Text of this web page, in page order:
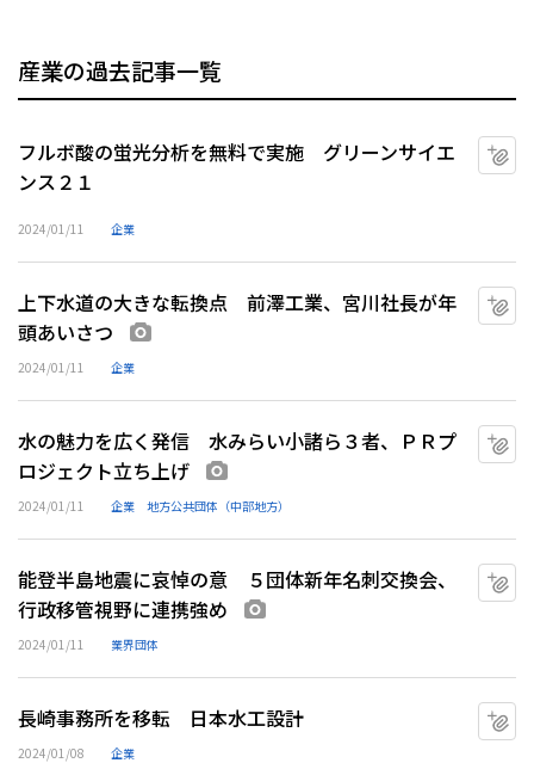
産業の過去記事一覧
フルボ酸の蛍光分析を無料で実施 グリーンサイエ
ンス２１
2024/01/11 企業
上下水道の大きな転換点 前澤工業、宮川社長が年
頭あいさつ
2024/01/11 企業
水の魅力を広く発信 水みらい小諸ら３者、ＰＲプ
ロジェクト立ち上げ
2024/01/11 企業 地方公共団体（中部地方）
能登半島地震に哀悼の意 ５団体新年名刺交換会、
行政移管視野に連携強め
2024/01/11 業界団体
長崎事務所を移転 日本水工設計
2024/01/08 企業